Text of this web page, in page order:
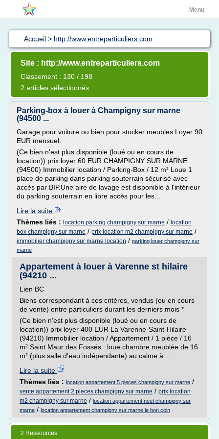
Menu
Accueil > http://www.entreparticuliers.com
Site : http://www.entreparticuliers.com
Classement : 130 / 198
2 articles sélectionnés
Parking-box à louer à Champigny sur marne
(94500 ...
Garage pour voiture ou bien pour stocker meubles.Loyer 90
EUR mensuel.
(Ce bien n'est plus disponible (loué ou en cours de
location)) prix loyer 60 EUR CHAMPIGNY SUR MARNE
(94500) Immobilier location / Parking-Box / 12 m² Loue 1
place de parking dans parking souterrain sécurisé avec
accès par BIP.Une aire de lavage est disponible à l'intérieur
du parking souterrain en libre accès pour les...
Lire la suite
Thèmes liés : location parking champigny sur marne / location
box champigny sur marne / prix location m2 champigny sur marne /
immobilier champigny sur marne location / parking louer champigny sur
marne
Appartement à louer à Varenne st hilaire
(94210 ...
Lien BC
Biens correspondant à ces critères, vendus (ou en cours
de vente) entre particuliers durant les derniers mois *
(Ce bien n'est plus disponible (loué ou en cours de
location)) prix loyer 400 EUR La Varenne-Saint-Hilaire
(94210) Immobilier location / Appartement / 1 pièce / 16
m² Saint Maur des Fossés : loue chambre meublée de 16
m² (plus salle d'eau indépendante) au calme à...
Lire la suite
Thèmes liés : location appartement 5 pieces champigny sur marne /
vente appartement 2 pieces champigny sur marne / prix location
m2 champigny sur marne / location appartement neuf champigny sur
marne / location appartement champigny sur marne le bon coin
2 Ressources